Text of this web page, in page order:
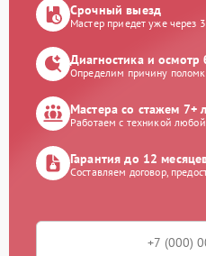
Срочный выезд
Мастер приедет уже через
Диагностика и осмотр
Определим причину
Мастера со стажем 7+
Работаем с техникой
Гарантия до 12
Составляем договор,